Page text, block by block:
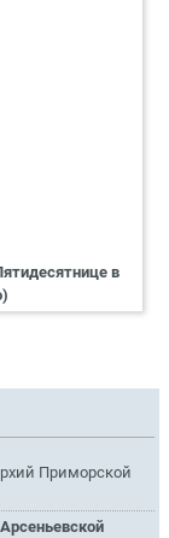
в
Приморской